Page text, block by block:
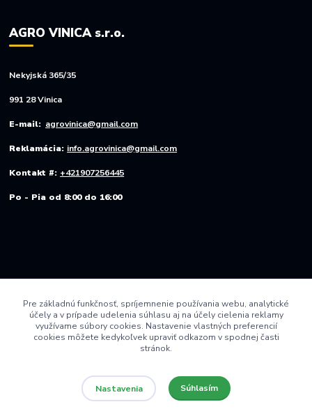
AGRO VINICA s.r.o.
Nekyjská 365/35
991 28 Vinica
E-mail: agrovinica@gmail.com
Reklamácia: info.agrovinica@gmail.com
Kontakt #: +421907256445
Po - Pia od 8:00 do 16:00
Pre základnú funkčnosť, spríjemnenie používania webu, analytické
účely a v prípade udelenia súhlasu aj na účely cielenia reklamy
využívame súbory cookies. Nastavenie vlastných preferencií
cookies môžete kedykoľvek upraviť odkazom v spodnej časti
stránok.
Nastavenia Súhlasím